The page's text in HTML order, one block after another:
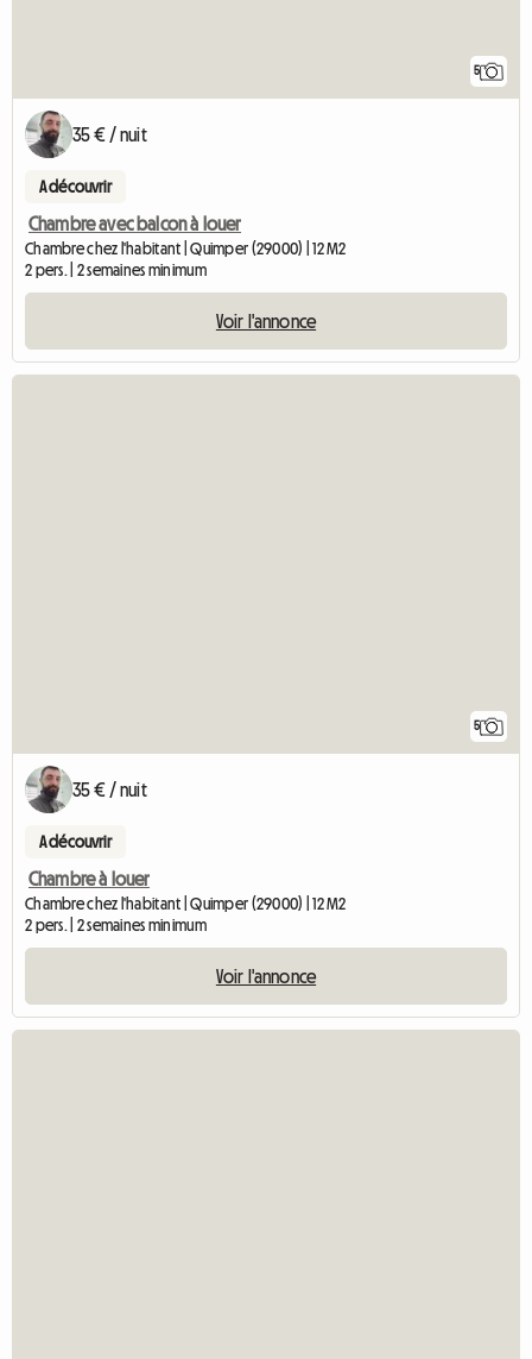
5
35 € / nuit
A découvrir
Chambre avec balcon à louer
Chambre chez l'habitant | Quimper (29000) | 12 M2
2 pers. | 2 semaines minimum
Voir l'annonce
5
35 € / nuit
A découvrir
Chambre à louer
Chambre chez l'habitant | Quimper (29000) | 12 M2
2 pers. | 2 semaines minimum
Voir l'annonce